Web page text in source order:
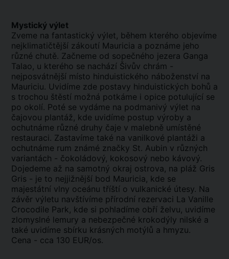
Mystický výlet
Zveme na fantastický výlet, během kterého objevíme
nejklimatičtější zákoutí Mauricia a poznáme jeho
různé chutě. Začneme od sopečného jezera Ganga
Talao, u kterého se nachází Šivův chrám -
nejposvátnější místo hinduistického náboženství na
Mauriciu. Uvidíme zde postavy hinduistických bohů a
s trochou štěstí možná potkáme i opice potulující se
po okolí. Poté se vydáme na podmanivý výlet na
čajovou plantáž, kde uvidíme postup výroby a
ochutnáme různé druhy čaje v malebně umístěné
restauraci. Zastavíme také na vanilkové plantáži a
ochutnáme rum známé značky St. Aubin v různých
variantách - čokoládový, kokosový nebo kávový.
Dojedeme až na samotný okraj ostrova, na pláž Gris
Gris - je to nejjižnější bod Mauricia, kde se
majestátní vlny oceánu tříští o vulkanické útesy. Na
závěr výletu navštívíme přírodní rezervaci La Vanille
Crocodile Park, kde si pohladíme obří želvu, uvidíme
zlomyslné lemury a nebezpečné krokodýly nilské a
také uvidíme sbírku krásných motýlů a hmyzu.
Cena - cca 130 EUR/os.